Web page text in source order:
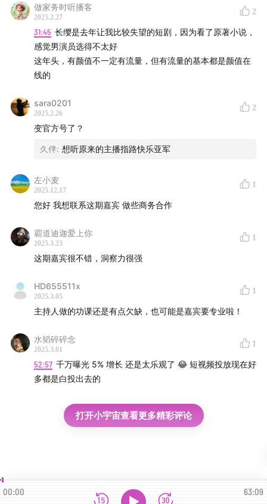
做家务时听播客
2025.2.27
2
31:45 长缨是去年让我比较失望的短剧，因为看了原著小说，
感觉男演员选得不太好
这年头，有颜值不一定有流量，但有流量的基本都是颜值在
线的
sara0201
2025.2.26
2
变官方号了？
久伴: 想听原来的主播指路快乐亚军
左小麦
2025.12.17
1
您好 我想联系这期嘉宾 做些商务合作
霸道迪迦爱上你
2025.3.23
1
这期嘉宾很不错，洞察力很强
HD655511x
2025.3.05
1
主持人做的功课还是有点欠缺，也可能是嘉宾要专业啦！
水韬碎碎念
2025.3.01
1
52:57 千万曝光 5% 增长 还是太乐观了 😂 短视频投放现在好
多都是白投出去的
打开小宇宙查看更多精彩评论
00:00 63:09